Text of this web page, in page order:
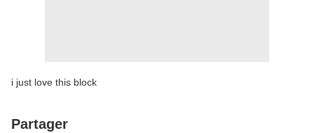
i just love this block
Partager